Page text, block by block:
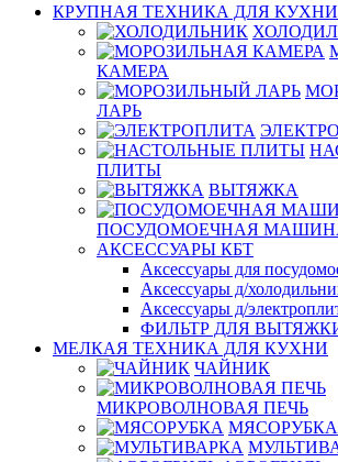
КРУПНАЯ ТЕХНИКА ДЛЯ КУХНИ
КАМЕРА
ЛАРЬ
ПЛИТЫ
ВЫТЯЖКА
ПОСУДОМОЕЧНАЯ
АКСЕССУАРЫ КБТ
Аксессуары для
Аксессуары д/
Аксессуары д/
ФИЛЬТР ДЛЯ
МЕЛКАЯ ТЕХНИКА ДЛЯ КУХНИ
ЧАЙНИК
МИКРОВОЛНОВАЯ ПЕЧЬ
МЯСОРУБКА